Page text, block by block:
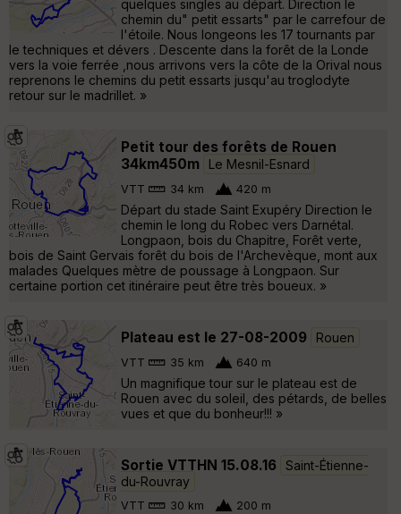
quelques singles au départ. Direction le
chemin du" petit essarts" par le carrefour de
l'étoile. Nous longeons les 17 tournants par
le techniques et dévers . Descente dans la forêt de la Londe
vers la voie ferrée ,nous arrivons vers la côte de la Orival nous
reprenons le chemins du petit essarts jusqu'au troglodyte
retour sur le madrillet. »
Petit tour des forêts de Rouen
34km450m
Le Mesnil-Esnard
VTT 34 km 420 m
Départ du stade Saint Exupéry Direction le
chemin le long du Robec vers Darnétal.
Longpaon, bois du Chapitre, Forêt verte,
bois de Saint Gervais forêt du bois de l'Archevèque, mont aux
malades Quelques mètre de poussage à Longpaon. Sur
certaine portion cet itinéraire peut être très boueux. »
Plateau est le 27-08-2009 Rouen
VTT 35 km 640 m
Un magnifique tour sur le plateau est de
Rouen avec du soleil, des pétards, de belles
vues et que du bonheur!!! »
Sortie VTTHN 15.08.16
Saint-Étienne-
du-Rouvray
VTT 30 km 200 m